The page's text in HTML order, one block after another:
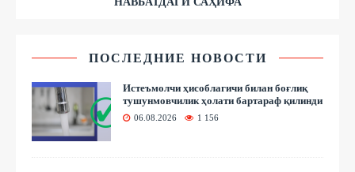
ПОСЛЕДНИЕ НОВОСТИ
Истеъмолчи ҳисоблагичи билан боғлиқ
тушунмовчилик ҳолати бартараф қилинди
06.08.2026 1 156